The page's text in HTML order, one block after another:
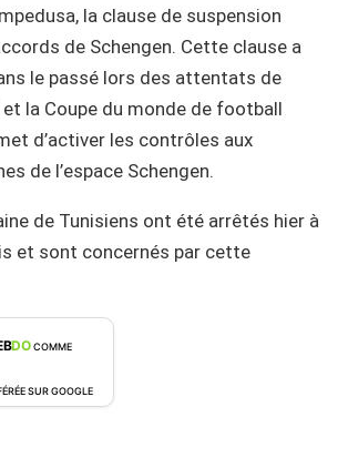
la clause de suspension
de Schengen. Cette clause a
le passé lors des attentats de
la Coupe du monde de football
d’activer les contrôles aux
de l’espace Schengen.
de Tunisiens ont été arrêtés hier à
et sont concernés par cette
DOCOMME
SUR GOOGLE